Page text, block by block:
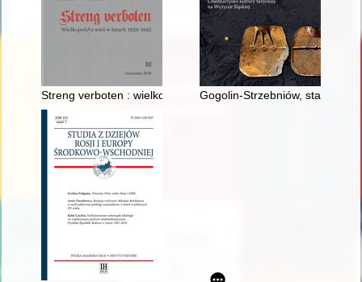
Streng verboten : wielkopolska wieś w latach 1939-1945
Gogolin-Strzebniów,